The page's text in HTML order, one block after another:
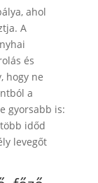
ahol
A
és
hogy ne
a
gyorsabb is:
időd
levegőt